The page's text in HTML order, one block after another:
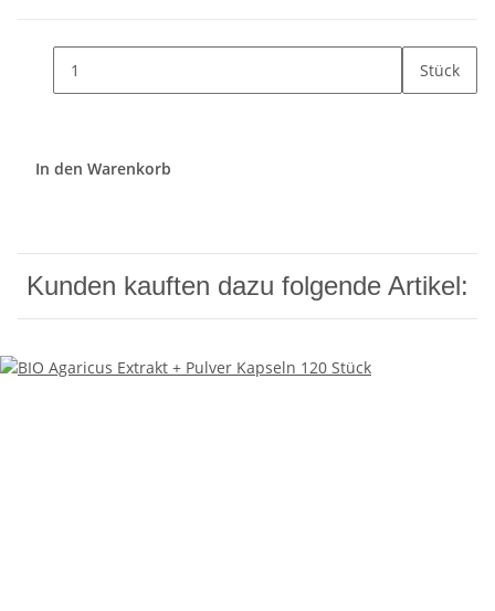
Stück
In den Warenkorb
Kunden kauften dazu folgende Artikel: